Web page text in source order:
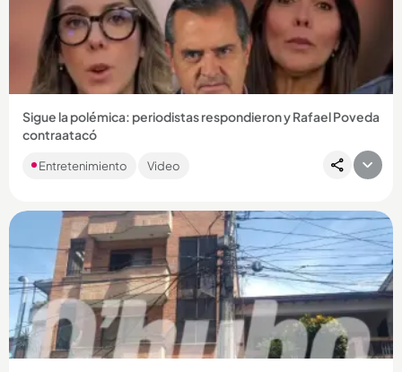
Sigue la polémica: periodistas respondieron y Rafael Poveda
contraatacó
trasladado a las redes y la gente ya hasta le ha sacado
Entretenimiento Video
Compartir Noticia